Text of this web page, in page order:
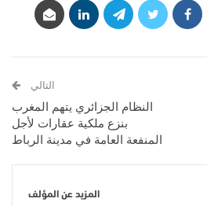
التالي
النظام الجزائري يتهم المغرب
بنزع ملكية عقارات لأجل
المنفعة العامة في مدينة الرباط
المزيد عن المؤلف